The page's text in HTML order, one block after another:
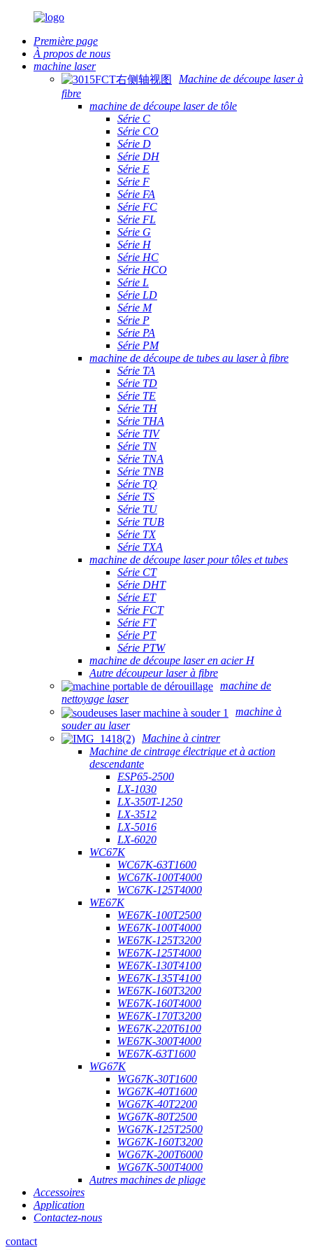
Première page
À propos de nous
machine laser
Machine de découpe laser à
fibre
machine de découpe laser de tôle
Série C
Série CO
Série D
Série DH
Série E
Série F
Série FA
Série FC
Série FL
Série G
Série H
Série HC
Série HCO
Série L
Série LD
Série M
Série P
Série PA
Série PM
machine de découpe de tubes au laser à fibre
Série TA
Série TD
Série TE
Série TH
Série THA
Série TIV
Série TN
Série TNA
Série TNB
Série TQ
Série TS
Série TU
Série TUB
Série TX
Série TXA
machine de découpe laser pour tôles et tubes
Série CT
Série DHT
Série ET
Série FCT
Série FT
Série PT
Série PTW
machine de découpe laser en acier H
Autre découpeur laser à fibre
machine de
nettoyage laser
machine à
souder au laser
Machine à cintrer
Machine de cintrage électrique et à action
descendante
ESP65-2500
LX-1030
LX-350T-1250
LX-3512
LX-5016
LX-6020
WC67K
WC67K-63T1600
WC67K-100T4000
WC67K-125T4000
WE67K
WE67K-100T2500
WE67K-100T4000
WE67K-125T3200
WE67K-125T4000
WE67K-130T4100
WE67K-135T4100
WE67K-160T3200
WE67K-160T4000
WE67K-170T3200
WE67K-220T6100
WE67K-300T4000
WE67K-63T1600
WG67K
WG67K-30T1600
WG67K-40T1600
WG67K-40T2200
WG67K-80T2500
WG67K-125T2500
WG67K-160T3200
WG67K-200T6000
WG67K-500T4000
Autres machines de pliage
Accessoires
Application
Contactez-nous
contact